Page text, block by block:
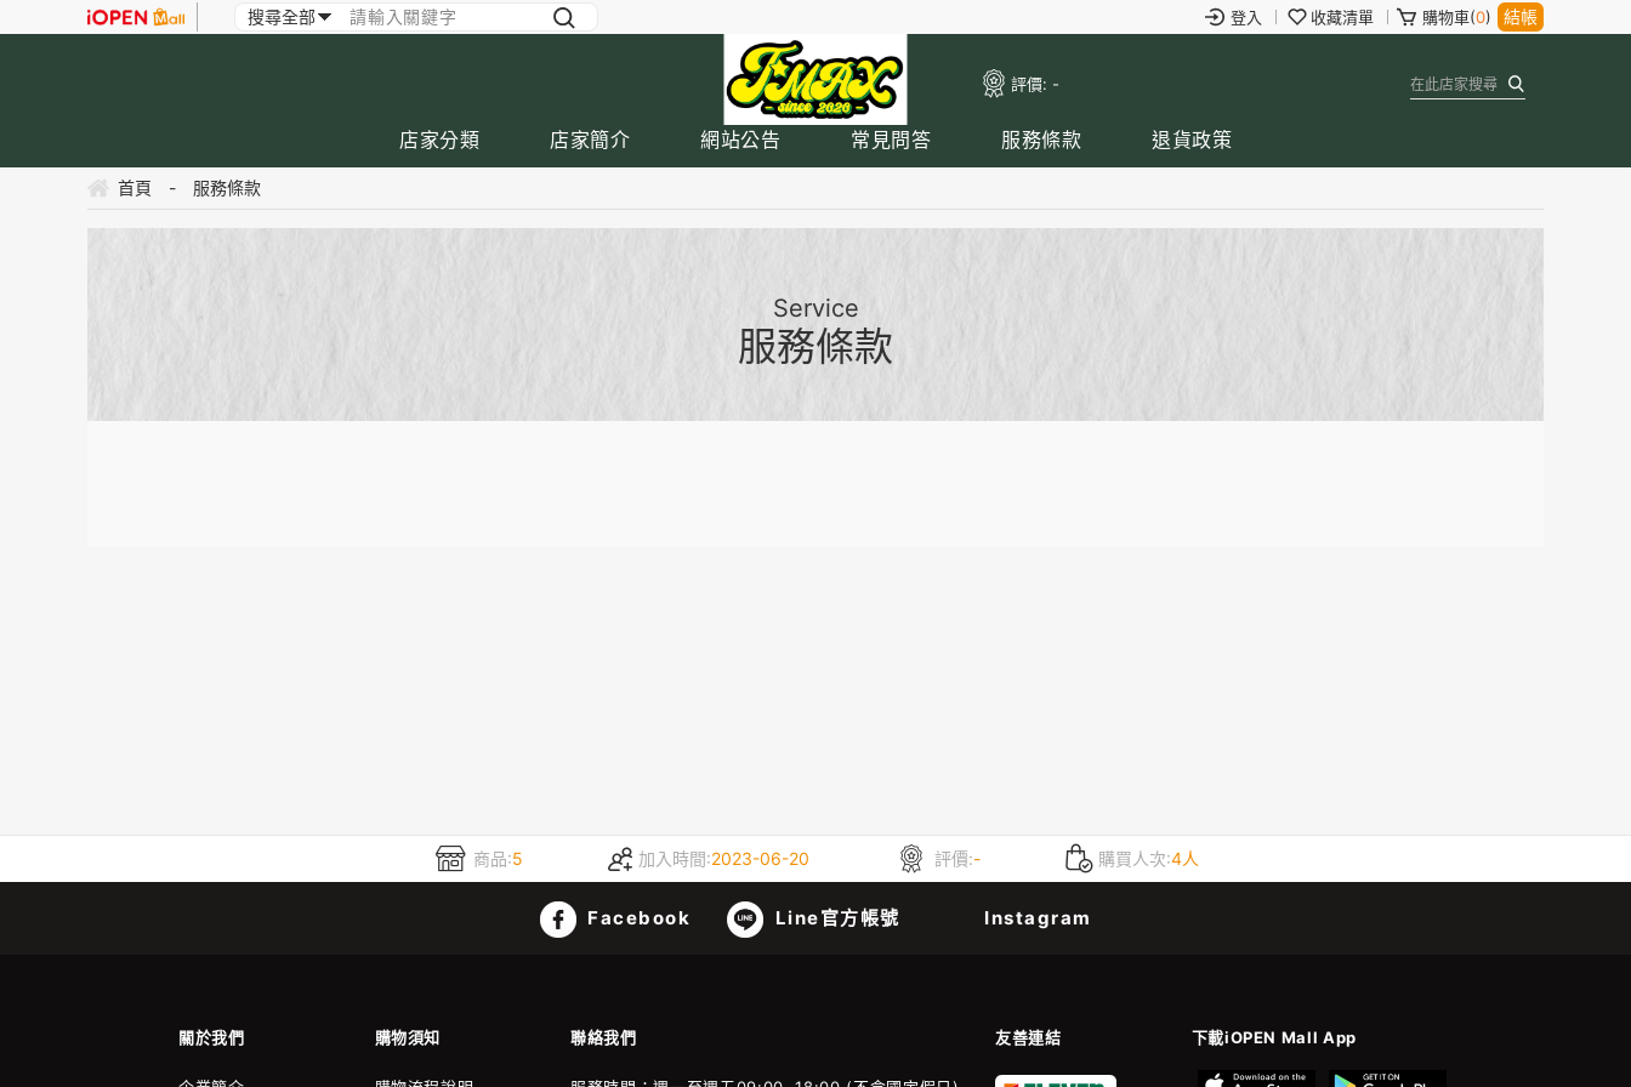
登入 收藏清單 購物車(0) 結帳
評價: -
店家分類 店家簡介 網站公告 常見問答 服務條款 退貨政策
首頁 - 服務條款
Service
服務條款
商品:5 加入時間:2023-06-20 評價:- 購買人次:4人
Facebook Line官方帳號 Instagram
關於我們 購物須知 聯絡我們 友善連結 下載iOPEN Mall App